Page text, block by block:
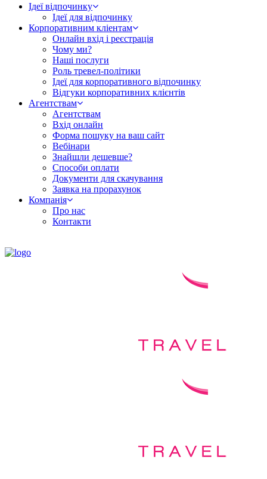
Ідеї відпочинку
Ідеї для відпочинку
Корпоративним кліентам
Онлайн вхід і реєстрація
Чому ми?
Наші послуги
Роль тревел-політики
Ідеї для корпоративного відпочинку
Відгуки корпоративних клієнтів
Агентствам
Агентствам
Вхід онлайн
Форма пошуку на ваш сайт
Вебінари
Знайшли дешевше?
Способи оплати
Документи для скачування
Заявка на прорахунок
Компанія
Про нас
Контакти